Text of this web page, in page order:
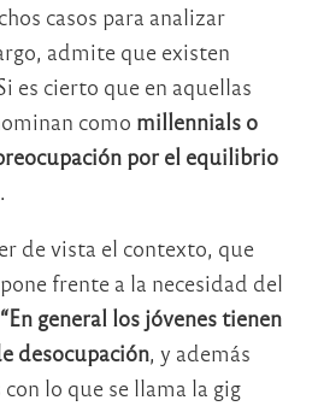
casos para analizar
admite que existen
es cierto que en aquellas
como millennials o
por el equilibrio
de vista el contexto, que
frente a la necesidad del
“En general los jóvenes tienen
desocupación , y además
lo que se llama la gig